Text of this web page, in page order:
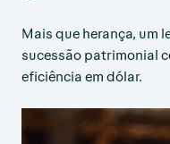
Mais que herança, um
sucessão patrimonial
eficiência em dólar.